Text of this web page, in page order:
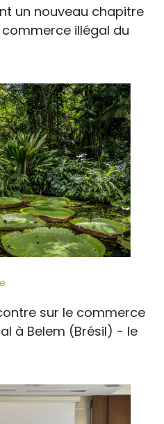
un nouveau chapitre
illégal du
sur le commerce
à Belem (Brésil) - le